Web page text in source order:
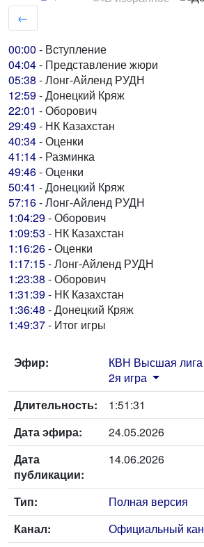
←
00:00 - Вступление
04:04- Представление жюри
05:38 - Лонг-Айленд РУДН
12:59- Донецкий Кряж
22:01 - Оборович
29:49- НК Казахстан
40:34- Оценки
41:14- Разминка
49:46- Оценки
50:41 - Донецкий Кряж
57:16- Лонг-Айленд РУДН
1:04:29- Оборович
1:09:53 - НК Казахстан
1:16:26- Оценки
1:17:15- Лонг-Айленд РУДН
1:23:38 - Оборович
1:31:39- НК Казахстан
1:36:48 - Донецкий Кряж
1:49:37- Итог игры
Эфир:
КВН Высшая
2я игра
Длительность:
1:51:31
Дата эфира:
24.05.2026
Дата
публикации:
14.06.2026
Тип:
Полная версия
Канал:
Официальный